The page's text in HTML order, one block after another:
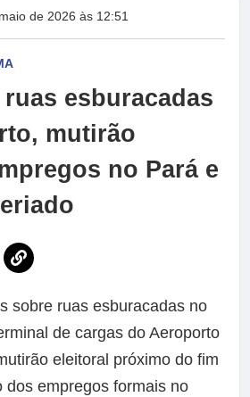
de 2026 às 12:51
esburacadas
mutirão
no Pará e
sobre ruas esburacadas no
de cargas do Aeroporto
eleitoral próximo do fim
dos empregos formais no